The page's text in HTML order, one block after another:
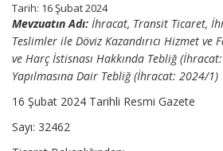
Tarih: 16 Şubat 2024
Mevzuatın Adı: İhracat, Transit Ticaret,
Teslimler ile Döviz Kazandırıcı Hizmet ve
ve Harç İstisnası Hakkında Tebliğ
Yapılmasına Dair Tebliğ (İhracat: 2024/1)
16 Şubat 2024 Tarihli Resmi Gazete
Sayı: 32462